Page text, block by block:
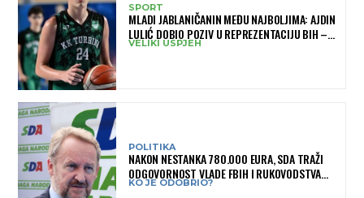
SPORT
MLADI JABLANIČANIN MEĐU NAJBOLJIMA: AJDIN
LULIĆ DOBIO POZIV U REPREZENTACIJU BIH –
BRANIT ĆE BOJE BIH NA SLOVENIA BALL
VELIKI USPJEH
POLITIKA
NAKON NESTANKA 780.000 EURA, SDA TRAŽI
ODGOVORNOST VLADE FBIH I RUKOVODSTVA
IGMANA
KO JE ODOBRIO?